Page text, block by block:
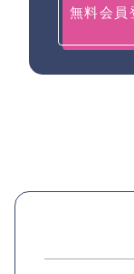
無料会員